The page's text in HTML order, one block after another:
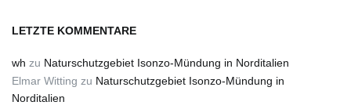
LETZTE KOMMENTARE
wh zu Naturschutzgebiet Isonzo-Mündung in Norditalien
Elmar Witting zu Naturschutzgebiet Isonzo-Mündung in
Norditalien